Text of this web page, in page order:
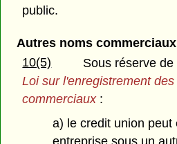
public.
Autres noms commerciaux
10(5)
Sous réserve
Loi sur l'enregistrement
commerciaux:
a) le credit union peut
entreprise sous un